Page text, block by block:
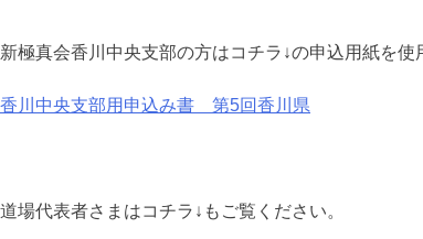
新極真会香川中央支部の方はコチラ↓の申込用紙を使
香川中央支部用申込み書 第5回香川県
道場代表者さまはコチラ↓もご覧ください。